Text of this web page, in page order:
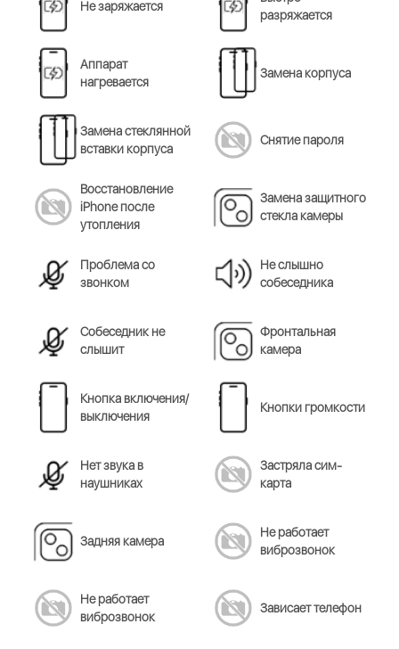
Не заряжается
разряжается
Аппарат
нагревается
Замена корпуса
Замена стеклянной
вставки корпуса
Снятие пароля
Восстановление
iPhone после
утопления
Замена защитного
стекла камеры
Проблема со
звонком
Не слышно
собеседника
Cобеседник не
слышит
Фронтальная
камера
Кнопка включения/
выключения
Кнопки громкости
Нет звука в
наушниках
Застряла сим-
карта
Задняя камера
Не работает
виброзвонок
Не работает
виброзвонок
Зависает телефон